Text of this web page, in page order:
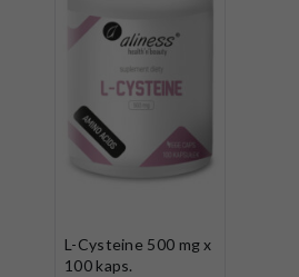
L-Cysteine 500 mg x
100 kaps.